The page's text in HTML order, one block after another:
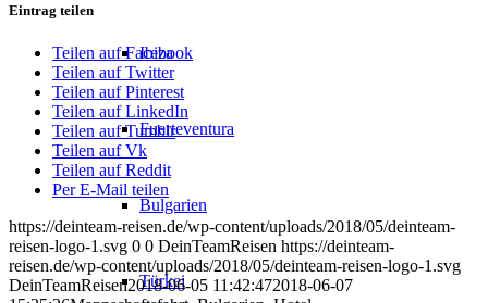
Ibiza
Fuerteventura
Bulgarien
Türkei
Eintrag teilen
Teilen auf Facebook
Teilen auf Twitter
Teilen auf Pinterest
Teilen auf LinkedIn
Teilen auf Tumblr
Teilen auf Vk
Teilen auf Reddit
Per E-Mail teilen
https://deinteam-reisen.de/wp-content/uploads/2018/05/deinteam-
reisen-logo-1.svg 0 0 DeinTeamReisen https://deinteam-
reisen.de/wp-content/uploads/2018/05/deinteam-reisen-logo-1.svg
DeinTeamReisen2018-06-05 11:42:472018-06-07